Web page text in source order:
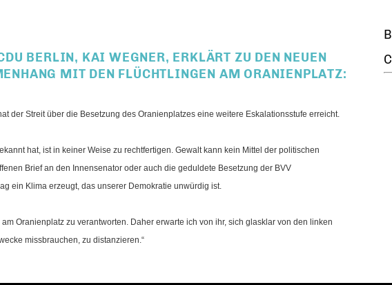
BERLIN, KAI WEGNER, ERKLÄRT ZU DEN NEUEN
MIT DEN FLÜCHTLINGEN AM ORANIENPLATZ:
der Streit über die Besetzung des Oranienplatzes eine weitere Eskalationsstufe erreicht.
hat, ist in keiner Weise zu rechtfertigen. Gewalt kann kein Mittel der politischen
Brief an den Innensenator oder auch die geduldete Besetzung der BVV
ein Klima erzeugt, das unserer Demokratie unwürdig ist.
Oranienplatz zu verantworten. Daher erwarte ich von ihr, sich glasklar von den linken
missbrauchen, zu distanzieren.“